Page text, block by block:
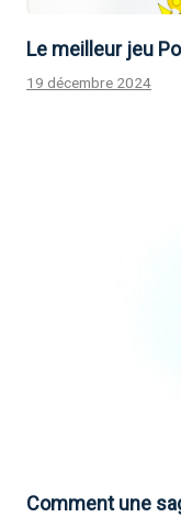
Le meilleur jeu
19 décembre 2024
Comment une